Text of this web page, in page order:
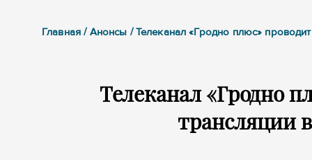
Главная / Анонсы / Телеканал «Гродно плюс»
Телеканал «Гродно
трансляции